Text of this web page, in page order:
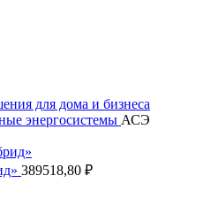
для дома и бизнеса
энергосистемы АСЭ
389518,80 ₽